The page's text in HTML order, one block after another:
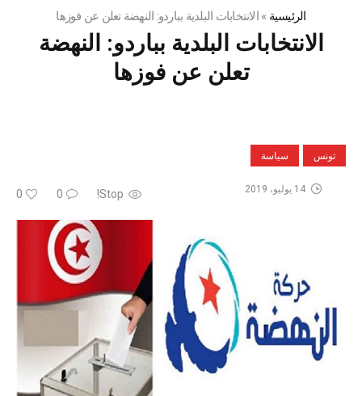
الرئيسية »الانتخابات البلدية بباردو: النهضة تعلن عن فوزها
الانتخابات البلدية بباردو: النهضة
تعلن عن فوزها
تونس سياسة
Stop!
0
0 14 يوليو، 2019